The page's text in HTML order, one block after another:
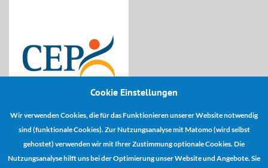
Cookie Einstellungen
Wir verwenden Cookies, die für das Funktionieren unserer Website notwendig
sind (funktionale Cookies). Zur Nutzungsanalyse mit Matomo (wird selbst
gehostet) verwenden wir mit Ihrer Zustimmung optionale Cookies. Die
Nutzungsanalyse hilft uns bei der Optimierung unser Website und Angebote. Sie
Kooperationspartner: